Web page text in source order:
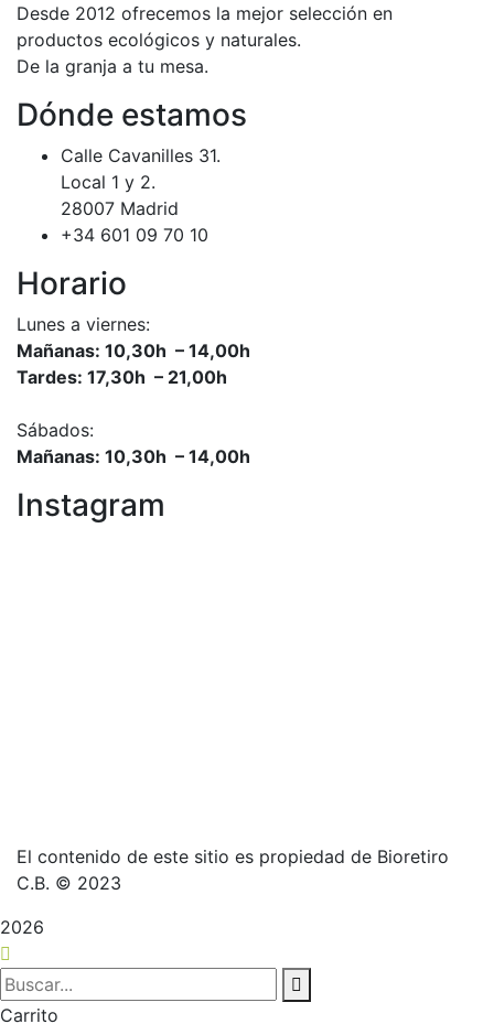
Desde 2012 ofrecemos la mejor selección en
productos ecológicos y naturales.
De la granja a tu mesa.
Dónde estamos
Calle Cavanilles 31.
Local 1 y 2.
28007 Madrid
+34 601 09 70 10
Horario
Lunes a viernes:
Mañanas: 10,30h – 14,00h
Tardes: 17,30h – 21,00h
Sábados:
Mañanas: 10,30h – 14,00h
Instagram
El contenido de este sitio es propiedad de Bioretiro
C.B. © 2023
2026
Carrito